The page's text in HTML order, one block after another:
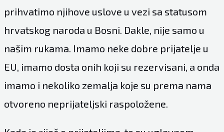
prihvatimo njihove uslove u vezi sa statusom
hrvatskog naroda u Bosni. Dakle, nije samo u
našim rukama. Imamo neke dobre prijatelje u
EU, imamo dosta onih koji su rezervisani, a onda
imamo i nekoliko zemalja koje su prema nama
otvoreno neprijateljski raspoložene.